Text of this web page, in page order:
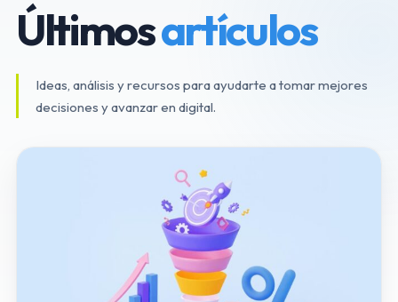
Últimosartículos
Ideas, análisis y recursos para ayudarte a tomar mejores
decisiones y avanzar en digital.